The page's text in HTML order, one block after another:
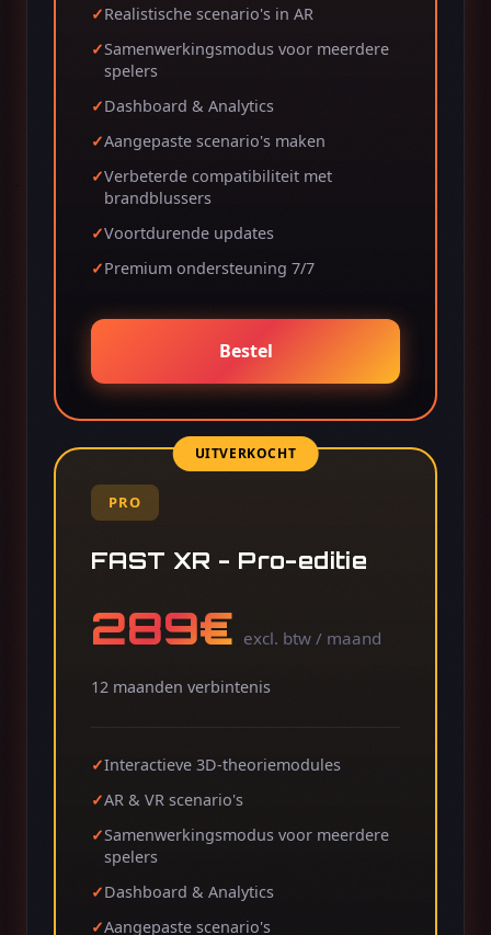
Realistische scenario's in AR
Samenwerkingsmodus voor meerdere
spelers
Dashboard & Analytics
Aangepaste scenario's maken
Verbeterde compatibiliteit met
brandblussers
Voortdurende updates
Premium ondersteuning 7/7
Bestel
UITVERKOCHT
PRO
FAST XR - Pro-editie
289€ excl. btw / maand
12 maanden verbintenis
Interactieve 3D-theoriemodules
AR & VR scenario's
Samenwerkingsmodus voor meerdere
spelers
Dashboard & Analytics
Aangepaste scenario's